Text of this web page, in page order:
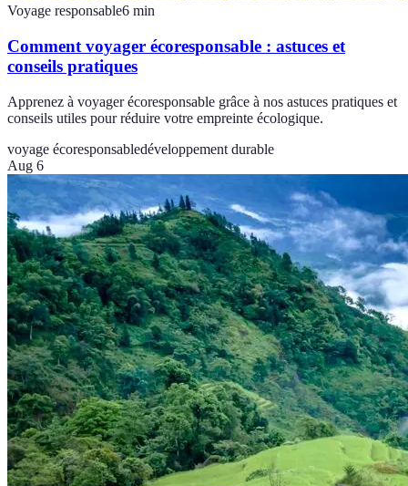
Voyage responsable6 min
Comment voyager écoresponsable : astuces et
conseils pratiques
Apprenez à voyager écoresponsable grâce à nos astuces pratiques et
conseils utiles pour réduire votre empreinte écologique.
voyage écoresponsabledéveloppement durable
Aug 6